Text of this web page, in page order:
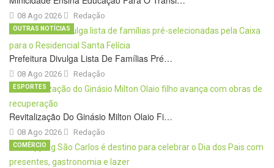
08 Ago 2026 Redação
Prefeitura Divulga Lista De Famílias Pré…
08 Ago 2026
OUTRAS NOTÍCIAS
Redação
Revitalização Do Ginásio Milton Olaio Fi…
08 Ago 2026
ESPORTES
Redação
COMÉRCIO